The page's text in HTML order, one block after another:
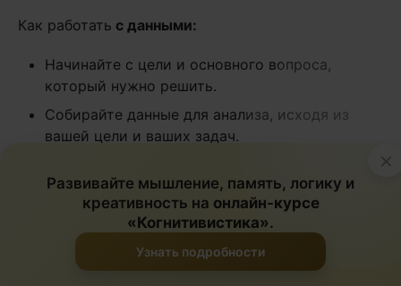
Как работать с данными:
Начинайте с цели и основного вопроса,
который нужно решить.
Собирайте данные для анализа, исходя из
вашей цели и ваших задач.
При необходимости разбивайте данные на
Сравнивайте и ищите различия.
Изучайте и ищите то, что не вписывается в
×
Развивайте мышление, память, логику и
креативность на онлайн-курсе
«Когнитивистика».
Узнать подробности